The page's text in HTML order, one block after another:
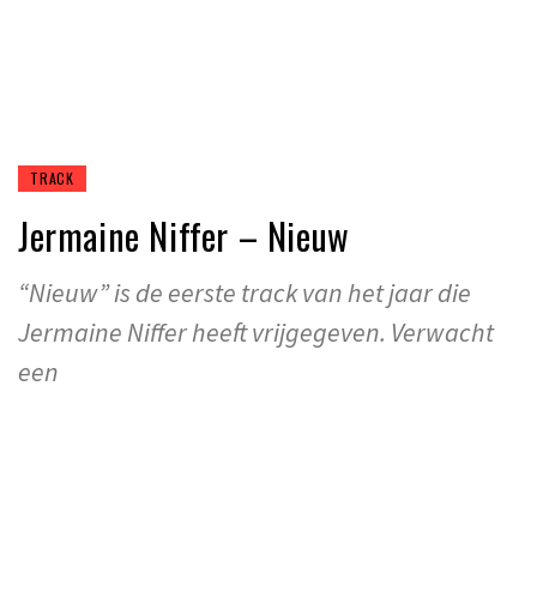
TRACK
Jermaine Niffer – Nieuw
“Nieuw” is de eerste track van het jaar die
Jermaine Niffer heeft vrijgegeven. Verwacht
een